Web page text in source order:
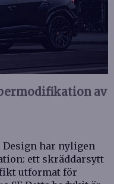
av
Design har nyligen
ett skräddarsytt
utformat för